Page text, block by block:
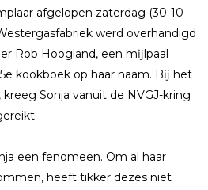
afgelopen zaterdag (30-10-
werd overhandigd
Rob Hoogland, een mĳlpaal
kookboek op haar naam. Bĳ het
Sonja vanuit de NVGJ-kring
een fenomeen. Om al haar
heeft tikker dezes niet